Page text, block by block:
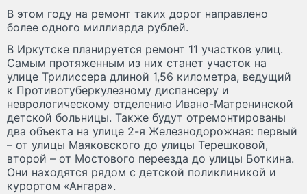
В этом году на ремонт таких дорог направлено
более одного миллиарда рублей.
В Иркутске планируется ремонт 11 участков улиц.
Самым протяженным из них станет участок на
улице Трилиссера длиной 1,56 километра, ведущий
к Противотуберкулезному диспансеру и
неврологическому отделению Ивано-Матренинской
детской больницы. Также будут отремонтированы
два объекта на улице 2-я Железнодорожная: первый
– от улицы Маяковского до улицы Терешковой,
второй – от Мостового переезда до улицы Боткина.
Они находятся рядом с детской поликлиникой и
курортом «Ангара».